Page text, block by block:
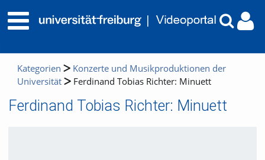
Kategorien
Konzerte und Musikproduktionen der
Universität
Ferdinand Tobias Richter: Minuett
Ferdinand Tobias Richter: Minuett